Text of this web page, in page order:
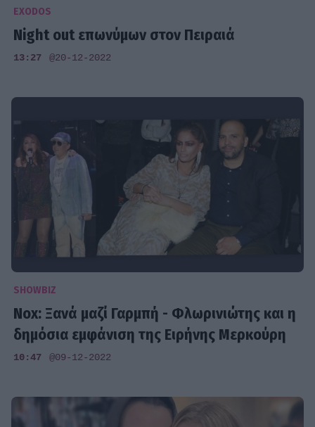
EXODOS
Night out επωνύμων στον Πειραιά
13:27 @20-12-2022
SHOWBIZ
Nox: Ξανά μαζί Γαρμπή - Φλωρινιώτης και η
δημόσια εμφάνιση της Ειρήνης Μερκούρη
10:47 @09-12-2022